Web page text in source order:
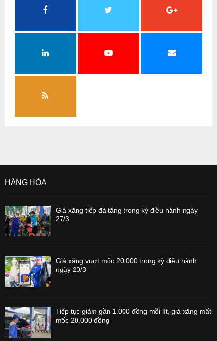
HÀNG HÓA
Giá xăng tiếp đà tăng trong kỳ điều hành ngày
27/3
Giá xăng vượt mốc 20.000 trong kỳ điều hành
ngày 20/3
Tiếp tục giảm gần 1.000 đồng mỗi lít, giá xăng mất
mốc 20.000 đồng